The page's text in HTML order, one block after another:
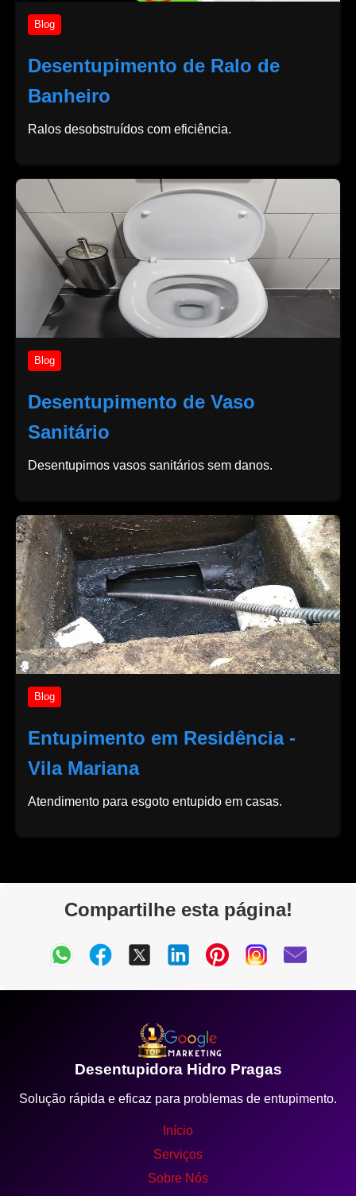
Blog
Desentupimento de Ralo de
Banheiro
Ralos desobstruídos com eficiência.
Blog
Desentupimento de Vaso
Sanitário
Desentupimos vasos sanitários sem danos.
Blog
Entupimento em Residência -
Vila Mariana
Atendimento para esgoto entupido em casas.
Compartilhe esta página!
Desentupidora Hidro Pragas
Solução rápida e eficaz para problemas de entupimento.
Início
Serviços
Sobre Nós